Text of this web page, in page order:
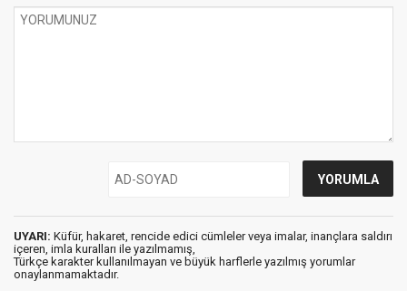
UYARI: Küfür, hakaret, rencide edici cümleler veya imalar, inançlara saldırı
içeren, imla kuralları ile yazılmamış,
Türkçe karakter kullanılmayan ve büyük harflerle yazılmış yorumlar
onaylanmamaktadır.